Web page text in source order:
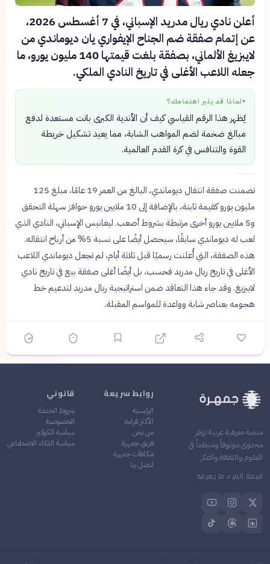
أعلن نادي ريال مدريد الإسباني، في 7 أغسطس 2026،
عن إتمام صفقة ضم الجناح الإيفواري يان ديوماندي من
لايبزيغ الألماني، بصفقة بلغت قيمتها 140 مليون يورو، ما
جعله اللاعب الأغلى في تاريخ النادي الملكي.
● لماذا قد يثير اهتمامك؟
يُظهر هذا الرقم القياسي كيف أن الأندية الكبرى باتت مستعدة لدفع
مبالغ ضخمة لضم المواهب الشابة، مما يعيد تشكيل خريطة
القوة والتنافس في كرة القدم العالمية.
تضمنت صفقة انتقال ديوماندي، البالغ من العمر 19 عامًا، مبلغ 125
مليون يورو كقيمة ثابتة، بالإضافة إلى 10 ملايين يورو حوافز سهلة التحقق
و5 ملايين يورو أخرى مرتبطة بشروط أصعب. ليغانيس الإسباني، النادي الذي
لعب له ديوماندي سابقًا، سيحصل أيضًا على نسبة 5% من أرباح انتقاله.
هذه الصفقة، التي أُعلنت رسميًا قبل ثلاثة أيام، لم تجعل ديوماندي اللاعب
الأغلى في تاريخ ريال مدريد فحسب، بل أيضًا أغلى صفقة بيع في تاريخ نادي
لايبزيغ. وقد جاء هذا التعاقد ضمن استراتيجية ريال مدريد لتدعيم خط
هجومه بعناصر شابة وواعدة للمواسم المقبلة.
منصة معرفية عربية توفر
محتوى موثوقاً ومنظماً في
العلوم والثقافة والفكر
قيمة المرء ما يعرفه
روابط سريعة
الرئيسية
الأكثر قراءة
من نحن
فريق جمهرة
مكافآت جمهرة
اتصل بنا
قانوني
شروط الخدمة
الخصوصية
سياسة الكوكيز
سياسة الذكاء الاصطناعي